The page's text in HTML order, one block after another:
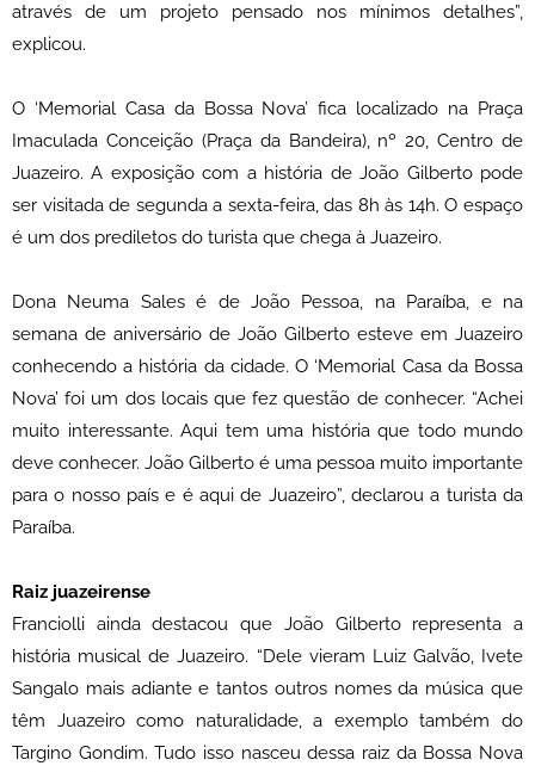
através de um projeto pensado nos mínimos detalhes”,
explicou.
O ‘Memorial Casa da Bossa Nova’ fica localizado na Praça
Imaculada Conceição (Praça da Bandeira), nº 20, Centro de
Juazeiro. A exposição com a história de João Gilberto pode
ser visitada de segunda a sexta-feira, das 8h às 14h. O espaço
é um dos prediletos do turista que chega à Juazeiro.
Dona Neuma Sales é de João Pessoa, na Paraíba, e na
semana de aniversário de João Gilberto esteve em Juazeiro
conhecendo a história da cidade. O ‘Memorial Casa da Bossa
Nova’ foi um dos locais que fez questão de conhecer. “Achei
muito interessante. Aqui tem uma história que todo mundo
deve conhecer. João Gilberto é uma pessoa muito importante
para o nosso país e é aqui de Juazeiro”, declarou a turista da
Paraíba.
Raiz juazeirense
Franciolli ainda destacou que João Gilberto representa a
história musical de Juazeiro. “Dele vieram Luiz Galvão, Ivete
Sangalo mais adiante e tantos outros nomes da música que
têm Juazeiro como naturalidade, a exemplo também do
Targino Gondim. Tudo isso nasceu dessa raiz da Bossa Nova